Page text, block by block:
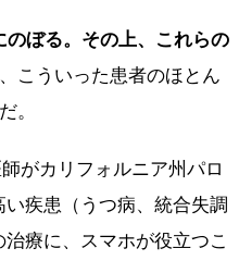
ぼる。その上、これらの
こういった患者のほとん
。
がカリフォルニア州パロ
疾患（うつ病、統合失調
療に、スマホが役立つこ